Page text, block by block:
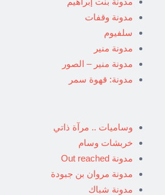
مدونة وقفات
سلفيوم
مدونة منير
مدونة منير – الصور
مدونة: قهوة سمر
وساميات .. مرآة ذاتي
خربشات وسام
مدونة Out reached
مدونة مروان بن جبودة
مدونة شباك